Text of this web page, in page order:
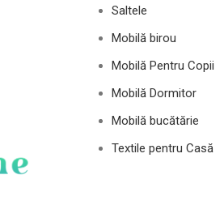
Saltele
Mobilă birou
Mobilă Pentru Copii
Mobilă Dormitor
Mobilă bucătărie
Textile pentru Casă